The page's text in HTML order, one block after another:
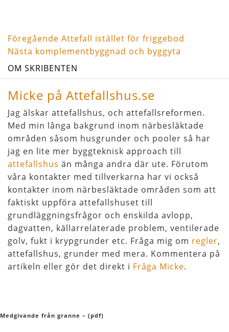
Inläggsnavigering
Föregående
inlägg
Föregående Attefall istället för friggebod
Nästa
inlägg
Nästa komplementbyggnad och byggyta
OM SKRIBENTEN
Micke på Attefallshus.se
Jag älskar attefallshus, och attefallsreformen.
Med min långa bakgrund inom närbesläktade
områden såsom husgrunder och pooler så har
jag en lite mer byggteknisk approach till
attefallshus än många andra där ute. Förutom
våra kontakter med tillverkarna har vi också
kontakter inom närbesläktade områden som att
faktiskt uppföra attefallshuset till
grundläggningsfrågor och enskilda avlopp,
dagvatten, källarrelaterade problem, ventilerade
golv, fukt i krypgrunder etc. Fråga mig om regler,
attefallshus, grunder med mera. Kommentera på
artikeln eller gör det direkt i Fråga Micke.
Medgivande från granne – (pdf)